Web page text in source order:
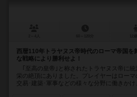
西暦110年トラヤヌス帝時代のローマ帝国
な戦略により勝利せよ！
｢至高の皇帝｣と称されたトラヤヌス帝に
栄の絶頂にありました。プレイヤーはロー
交易･建築･軍事などの様々な分野に働きかけ